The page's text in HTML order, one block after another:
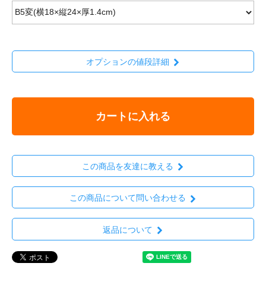
オプションの値段詳細
カートに入れる
この商品を友達に教える
この商品について問い合わせる
返品について